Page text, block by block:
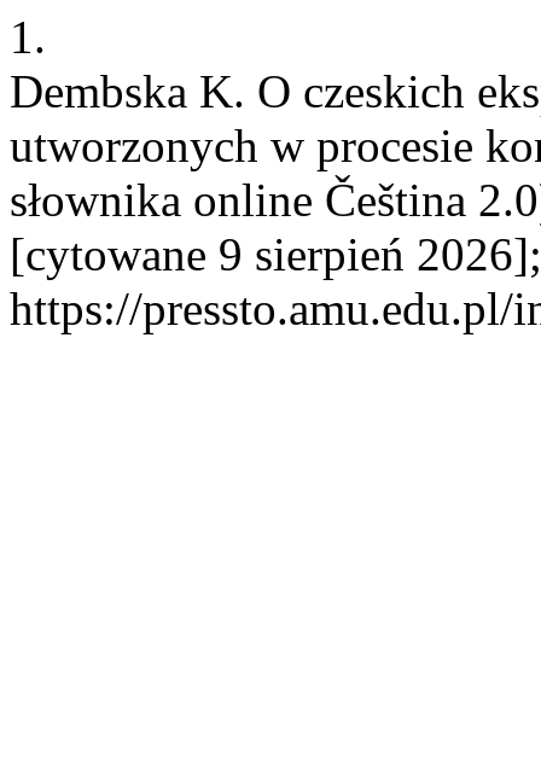
1.
Dembska K. O czeskich
utworzonych w procesie
słownika online Čeština
[cytowane 9 sierpień
https://